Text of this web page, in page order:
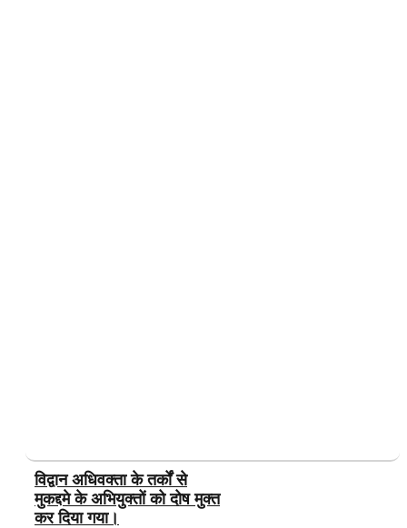
विद्वान अधिवक्ता के तर्कों से
मुकद्दमे के अभियुक्तों को दोष मुक्त
कर दिया गया।